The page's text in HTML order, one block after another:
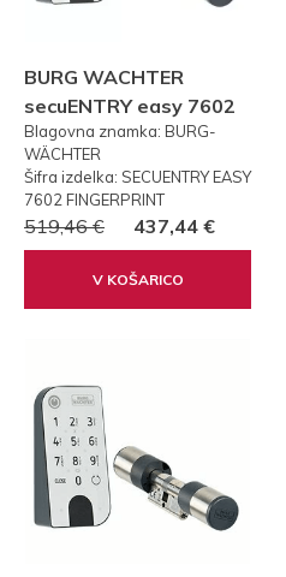
BURG WACHTER
secuENTRY easy 7602
FP PRSTNI ODTIS
Blagovna znamka: BURG-
WÄCHTER
Šifra izdelka: SECUENTRY EASY
7602 FINGERPRINT
519,46 € 437,44 €
V KOŠARICO